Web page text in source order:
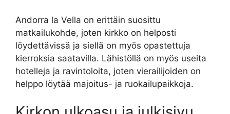
Andorra la Vella on erittäin suosittu
matkailukohde, joten kirkko on helposti
löydettävissä ja siellä on myös opastettuja
kierroksia saatavilla. Lähistöllä on myös useita
hotelleja ja ravintoloita, joten vierailijoiden on
helppo löytää majoitus- ja ruokailupaikkoja.